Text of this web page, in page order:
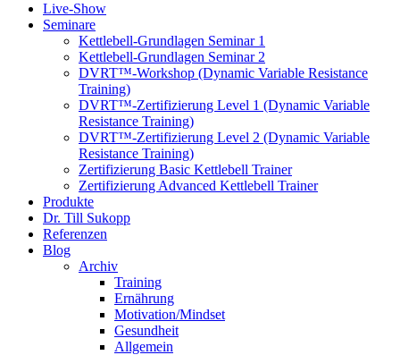
Live-Show
Seminare
Kettlebell-Grundlagen Seminar 1
Kettlebell-Grundlagen Seminar 2
DVRT™-Workshop (Dynamic Variable Resistance
Training)
DVRT™-Zertifizierung Level 1 (Dynamic Variable
Resistance Training)
DVRT™-Zertifizierung Level 2 (Dynamic Variable
Resistance Training)
Zertifizierung Basic Kettlebell Trainer
Zertifizierung Advanced Kettlebell Trainer
Produkte
Dr. Till Sukopp
Referenzen
Blog
Archiv
Training
Ernährung
Motivation/Mindset
Gesundheit
Allgemein